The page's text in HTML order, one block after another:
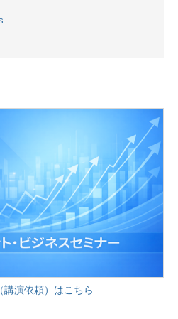
講演依頼）はこちら